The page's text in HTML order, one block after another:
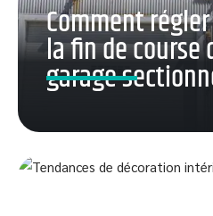
Comment
la fin de course
garage